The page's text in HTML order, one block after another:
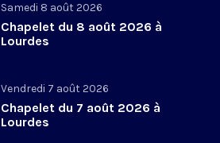
Samedi 8 août 2026
Chapelet du 8 août 2026 à
Lourdes
Vendredi 7 août 2026
Chapelet du 7 août 2026 à
Lourdes